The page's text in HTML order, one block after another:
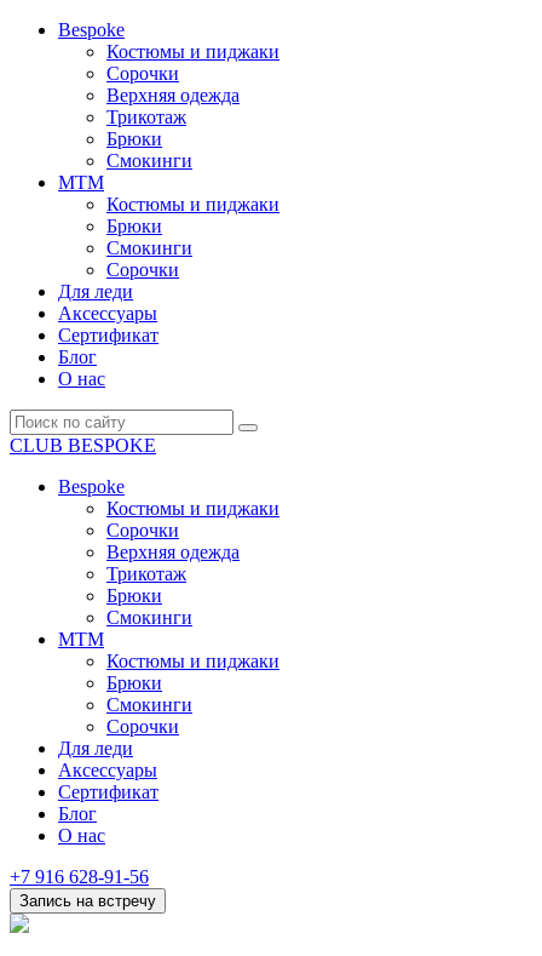
Bespoke
Костюмы и пиджаки
Сорочки
Верхняя одежда
Трикотаж
Брюки
Смокинги
MTM
Костюмы и пиджаки
Брюки
Смокинги
Сорочки
Для леди
Аксессуары
Сертификат
Блог
О нас
CLUB BESPOKE
Bespoke
Костюмы и пиджаки
Сорочки
Верхняя одежда
Трикотаж
Брюки
Смокинги
MTM
Костюмы и пиджаки
Брюки
Смокинги
Сорочки
Для леди
Аксессуары
Сертификат
Блог
О нас
+7 916 628-91-56
Запись на встречу